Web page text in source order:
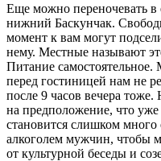
Еще можно переночевать
нижний Баскунчак.
момент к вам могут
нему. Местные называют
Питание
перед гостиницей нам не
после 9 часов вечера
на предположение, что уже
становится слишком
алкоголем мужчин, чтобы
от культурной беседы и